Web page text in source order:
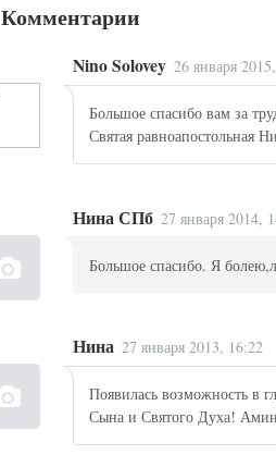
Комментарии
Nino Solovey 26 января
Большое спасибо вам за
Святая равноапостольная
Нина СПб 27 января 2014,
Большое спасибо. Я
Нина 27 января 2013, 16:22
Появилась возможность в
Сына и Святого Духа!